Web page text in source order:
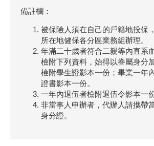
備註欄：
被保險人須在自己的戶籍地投保
所在地健保各分區業務組辦理。
年滿二十歲者符合二親等內直系
檢附下列資料，始得以眷屬身分
檢附學生證影本一份；畢業一年
證書影本一份。
一年內退伍者檢附退伍令影本一
非當事人申辦者，代辦人請攜帶
身分證。